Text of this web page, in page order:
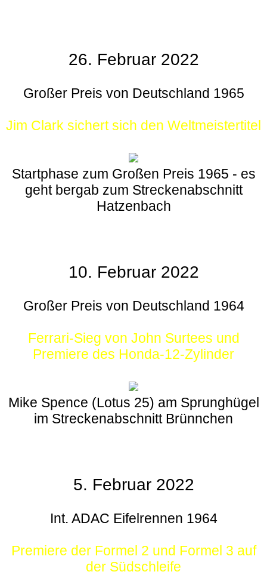
26. Februar 2022
Großer Preis von Deutschland 1965
Jim Clark sichert sich den Weltmeistertitel
Startphase zum Großen Preis 1965 - es
geht bergab zum Streckenabschnitt
Hatzenbach
10. Februar 2022
Großer Preis von Deutschland 1964
Ferrari-Sieg von John Surtees und
Premiere des Honda-12-Zylinder
Mike Spence (Lotus 25) am Sprunghügel
im Streckenabschnitt Brünnchen
5. Februar 2022
Int. ADAC Eifelrennen 1964
Premiere der Formel 2 und Formel 3 auf
der Südschleife